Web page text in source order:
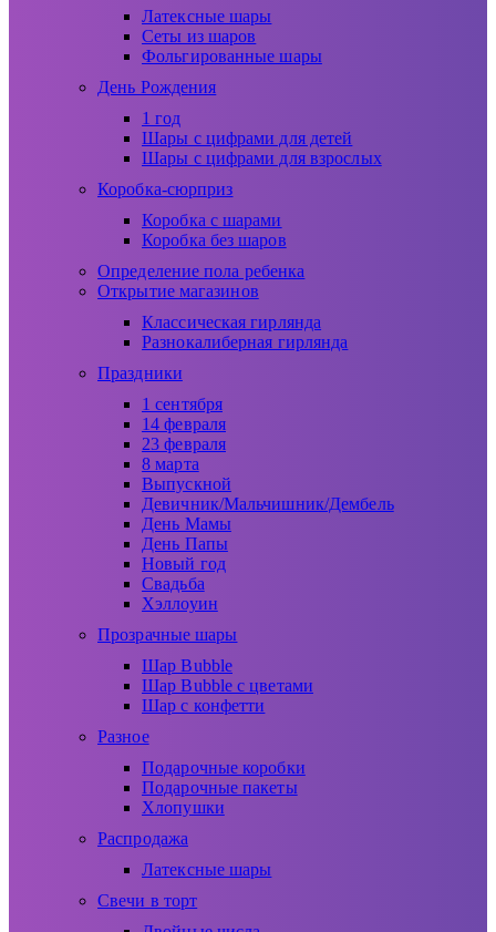
Латексные шары
Сеты из шаров
Фольгированные шары
День Рождения
1 год
Шары с цифрами для детей
Шары с цифрами для взрослых
Коробка-сюрприз
Коробка с шарами
Коробка без шаров
Определение пола ребенка
Открытие магазинов
Классическая гирлянда
Разнокалиберная гирлянда
Праздники
1 сентября
14 февраля
23 февраля
8 марта
Выпускной
Девичник/Мальчишник/Дембель
День Мамы
День Папы
Новый год
Свадьба
Хэллоуин
Прозрачные шары
Шар Bubble
Шар Bubble с цветами
Шар с конфетти
Разное
Подарочные коробки
Подарочные пакеты
Хлопушки
Распродажа
Латексные шары
Свечи в торт